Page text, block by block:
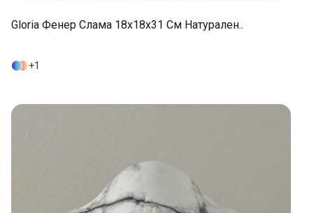
Gloria Фенер Слама 18x18x31 См Натурален..
1